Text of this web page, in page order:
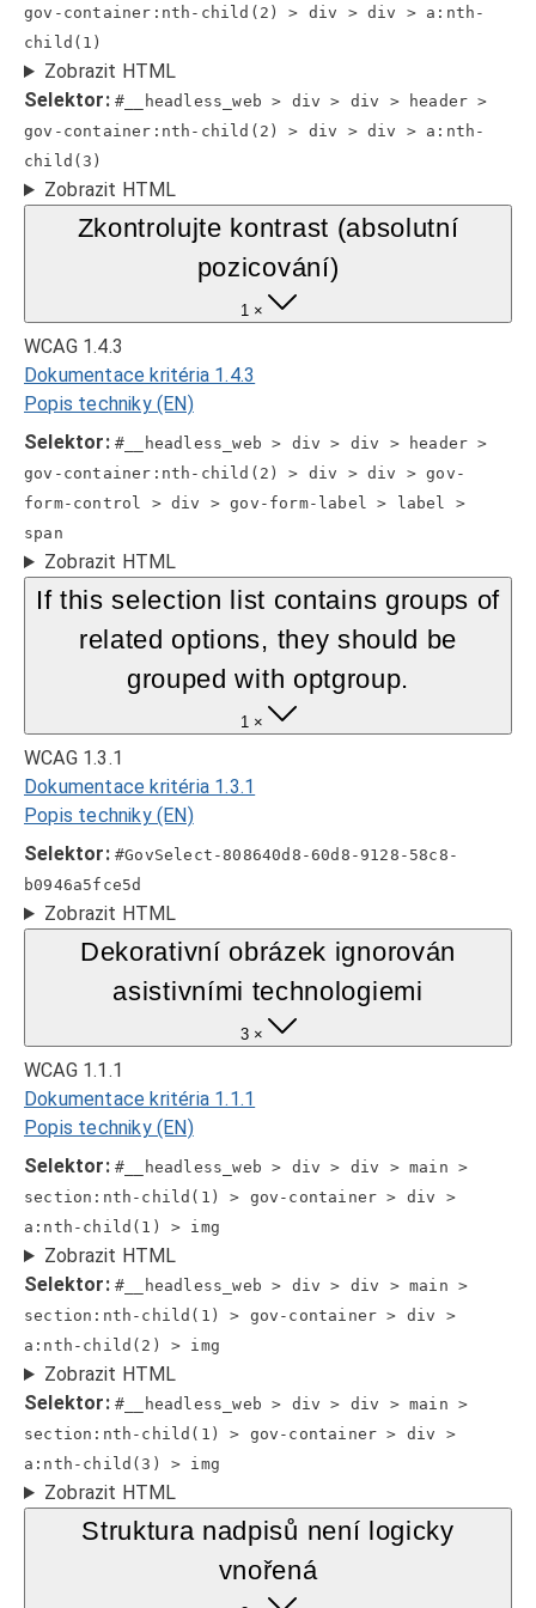
gov-container:nth-child(2) > div > div > a:nth-
child(1)
Zobrazit HTML
Selektor: #__headless_web > div > div > header >
gov-container:nth-child(2) > div > div > a:nth-
child(3)
Zobrazit HTML
Zkontrolujte kontrast (absolutní
pozicování)
1 ×
WCAG 1.4.3
Dokumentace kritéria 1.4.3
Popis techniky (EN)
Selektor: #__headless_web > div > div > header >
gov-container:nth-child(2) > div > div > gov-
form-control > div > gov-form-label > label >
span
Zobrazit HTML
If this selection list contains groups of
related options, they should be
grouped with optgroup.
1 ×
WCAG 1.3.1
Dokumentace kritéria 1.3.1
Popis techniky (EN)
Selektor: #GovSelect-808640d8-60d8-9128-58c8-
b0946a5fce5d
Zobrazit HTML
Dekorativní obrázek ignorován
asistivními technologiemi
3 ×
WCAG 1.1.1
Dokumentace kritéria 1.1.1
Popis techniky (EN)
Selektor: #__headless_web > div > div > main >
section:nth-child(1) > gov-container > div >
a:nth-child(1) > img
Zobrazit HTML
Selektor: #__headless_web > div > div > main >
section:nth-child(1) > gov-container > div >
a:nth-child(2) > img
Zobrazit HTML
Selektor: #__headless_web > div > div > main >
section:nth-child(1) > gov-container > div >
a:nth-child(3) > img
Zobrazit HTML
Struktura nadpisů není logicky
vnořená